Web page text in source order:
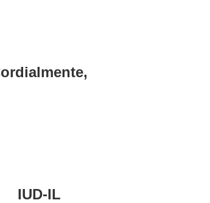
IUD-IL